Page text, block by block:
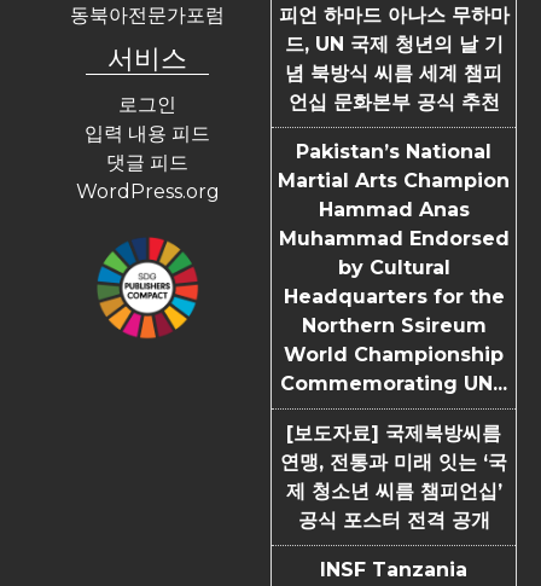
동북아전문가포럼
서비스
로그인
입력 내용 피드
댓글 피드
WordPress.org
피언 하마드 아나스 무하마
드, UN 국제 청년의 날 기
념 북방식 씨름 세계 챔피
언십 문화본부 공식 추천
Pakistan’s National
Martial Arts Champion
Hammad Anas
Muhammad Endorsed
by Cultural
Headquarters for the
Northern Ssireum
World Championship
Commemorating UN...
[보도자료] 국제북방씨름
연맹, 전통과 미래 잇는 ‘국
제 청소년 씨름 챔피언십’
공식 포스터 전격 공개
INSF Tanzania